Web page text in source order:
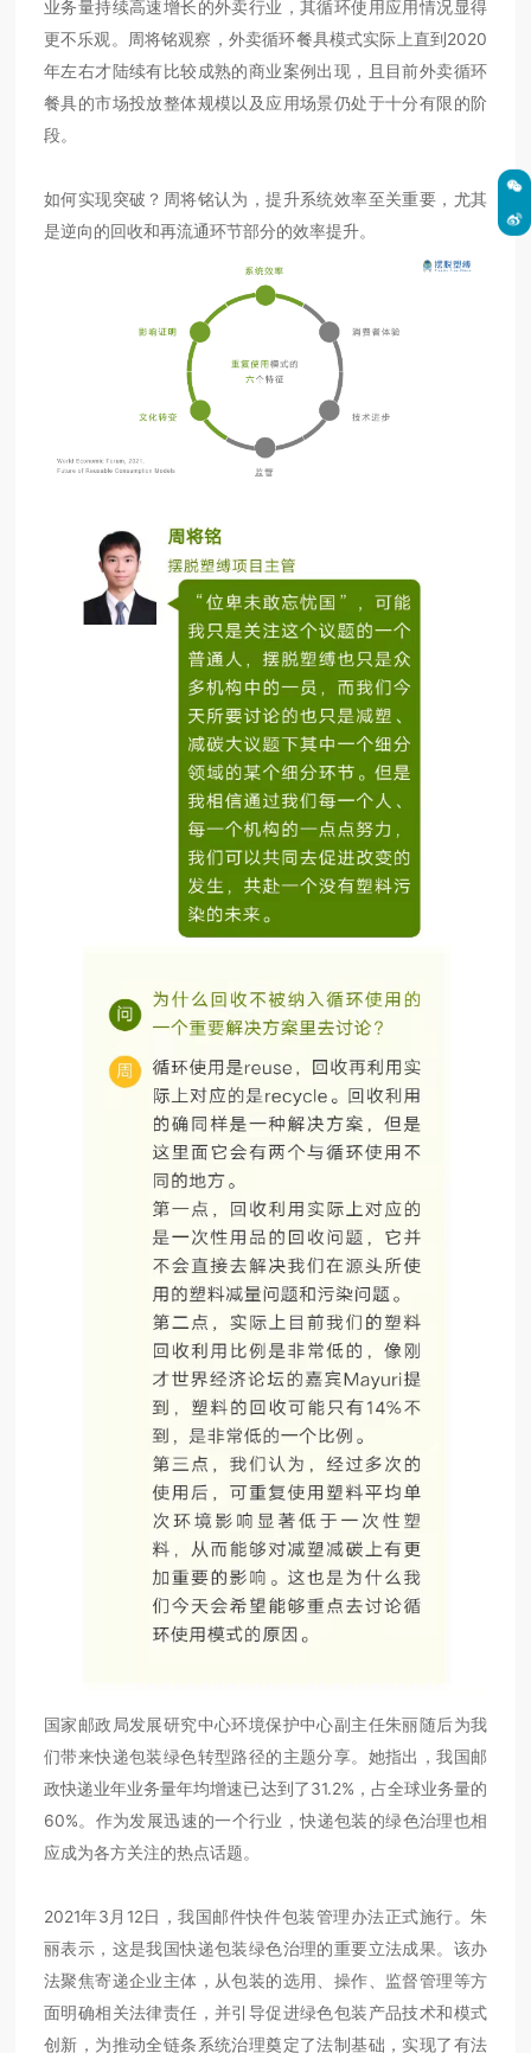
业务量持续高速增长的外卖行业，其循环使用应用情况显得
更不乐观。周将铭观察，外卖循环餐具模式实际上直到2020
年左右才陆续有比较成熟的商业案例出现，且目前外卖循环
餐具的市场投放整体规模以及应用场景仍处于十分有限的阶
段。
如何实现突破？周将铭认为，提升系统效率至关重要，尤其
是逆向的回收和再流通环节部分的效率提升。
国家邮政局发展研究中心环境保护中心副主任朱丽随后为我
们带来快递包装绿色转型路径的主题分享。她指出，我国邮
政快递业年业务量年均增速已达到了31.2%，占全球业务量的
60%。作为发展迅速的一个行业，快递包装的绿色治理也相
应成为各方关注的热点话题。
2021年3月12日，我国邮件快件包装管理办法正式施行。朱
丽表示，这是我国快递包装绿色治理的重要立法成果。该办
法聚焦寄递企业主体，从包装的选用、操作、监督管理等方
面明确相关法律责任，并引导促进绿色包装产品技术和模式
创新，为推动全链条系统治理奠定了法制基础，实现了有法